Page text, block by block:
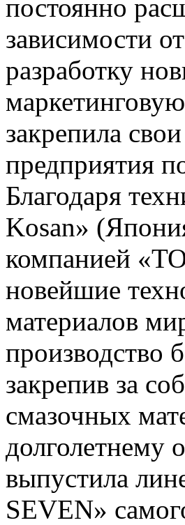
постоянно
зависимости
разработку
закрепила
предприятия
Благодаря
Kosan»
компанией
новейшие
материалов
производство
закрепив за
смазочных
долголетнему
выпустила
SEVEN»